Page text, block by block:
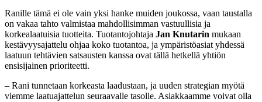
Ranille tämä ei ole vain yksi hanke muiden joukossa, vaan taustalla
on vakaa tahto valmistaa mahdollisimman vastuullisia ja
korkealaatuisia tuotteita. Tuotantojohtaja Jan Knutarin mukaan
kestävyysajattelu ohjaa koko tuotantoa, ja ympäristöasiat yhdessä
laatuun tehtävien satsausten kanssa ovat tällä hetkellä yhtiön
ensisijainen prioriteetti.
– Rani tunnetaan korkeasta laadustaan, ja uuden strategian myötä
viemme laatuajattelun seuraavalle tasolle. Asiakkaamme voivat olla